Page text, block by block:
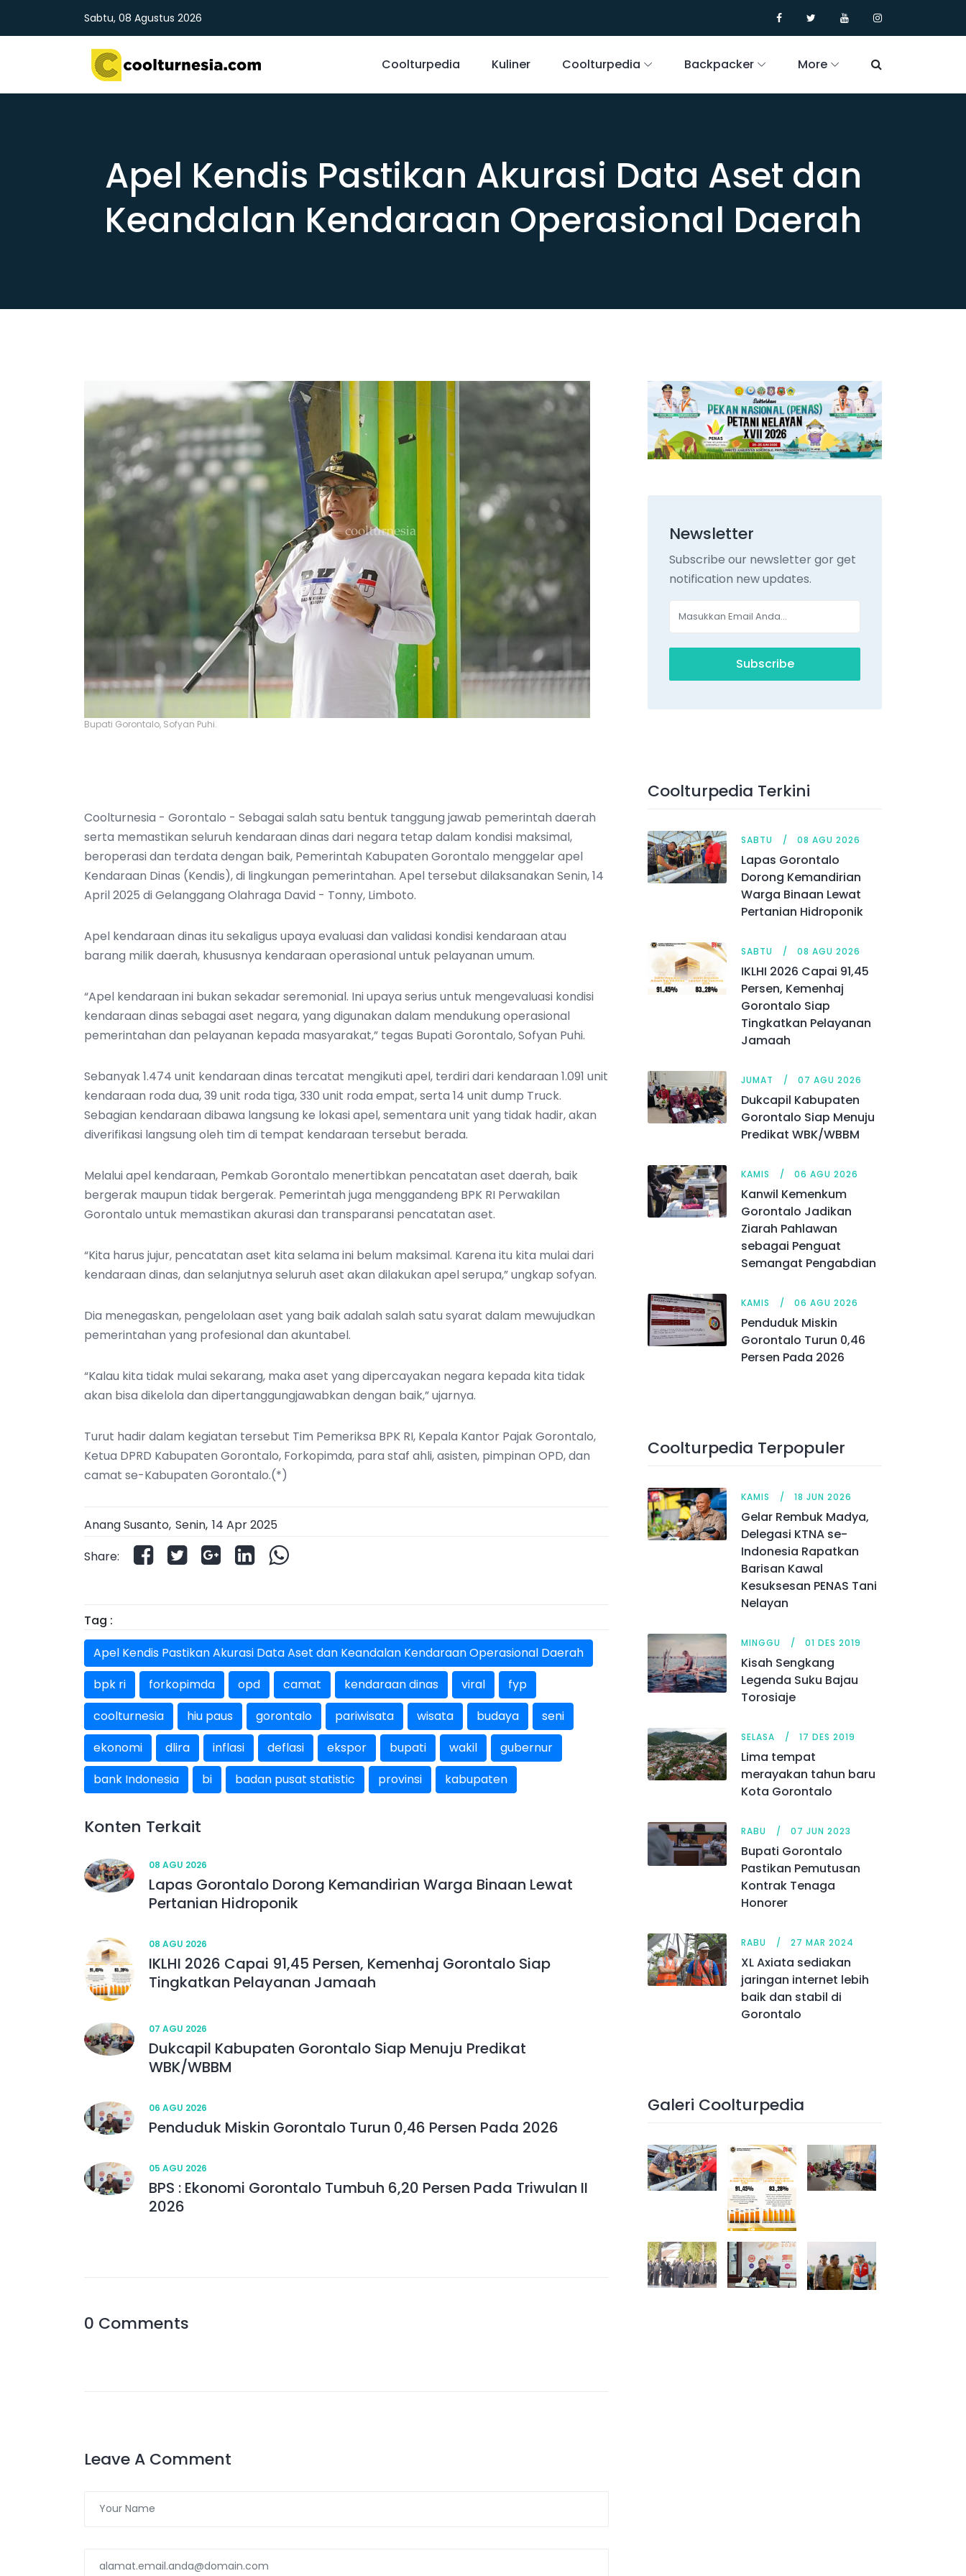
Sabtu, 08 Agustus 2026
Coolturpedia Kuliner Coolturpedia Backpacker More
Apel Kendis Pastikan Akurasi Data Aset dan
Keandalan Kendaraan Operasional Daerah
Bupati Gorontalo, Sofyan Puhi.
Coolturnesia - Gorontalo - Sebagai salah satu bentuk tanggung jawab pemerintah daerah
serta memastikan seluruh kendaraan dinas dari negara tetap dalam kondisi maksimal,
beroperasi dan terdata dengan baik, Pemerintah Kabupaten Gorontalo menggelar apel
Kendaraan Dinas (Kendis), di lingkungan pemerintahan. Apel tersebut dilaksanakan Senin, 14
April 2025 di Gelanggang Olahraga David - Tonny, Limboto.
Apel kendaraan dinas itu sekaligus upaya evaluasi dan validasi kondisi kendaraan atau
barang milik daerah, khususnya kendaraan operasional untuk pelayanan umum.‎
‎“Apel kendaraan ini bukan sekadar seremonial. Ini upaya serius untuk mengevaluasi kondisi
kendaraan dinas sebagai aset negara, yang digunakan dalam mendukung operasional
pemerintahan dan pelayanan kepada masyarakat,” tegas Bupati Gorontalo, Sofyan Puhi.‎
‎Sebanyak 1.474 unit kendaraan dinas tercatat mengikuti apel, terdiri dari kendaraan 1.091 unit
kendaraan roda dua, 39 unit roda tiga, 330 unit roda empat, serta 14 unit dump Truck.
Sebagian kendaraan dibawa langsung ke lokasi apel, sementara unit yang tidak hadir, akan
diverifikasi langsung oleh tim di tempat kendaraan tersebut berada.‎
‎Melalui apel kendaraan, Pemkab Gorontalo menertibkan pencatatan aset daerah, baik
bergerak maupun tidak bergerak. Pemerintah juga menggandeng BPK RI Perwakilan
Gorontalo untuk memastikan akurasi dan transparansi pencatatan aset.‎
‎“Kita harus jujur, pencatatan aset kita selama ini belum maksimal. Karena itu kita mulai dari
kendaraan dinas, dan selanjutnya seluruh aset akan dilakukan apel serupa,” ungkap sofyan.
Dia menegaskan, pengelolaan aset yang baik adalah salah satu syarat dalam mewujudkan
pemerintahan yang profesional dan akuntabel.
“Kalau kita tidak mulai sekarang, maka aset yang dipercayakan negara kepada kita tidak
akan bisa dikelola dan dipertanggungjawabkan dengan baik,” ujarnya.‎
‎Turut hadir dalam kegiatan tersebut Tim Pemeriksa BPK RI, Kepala Kantor Pajak Gorontalo,
Ketua DPRD Kabupaten Gorontalo, Forkopimda, para staf ahli, asisten, pimpinan OPD, dan
camat se-Kabupaten Gorontalo.(*)
Anang Susanto, Senin, 14 Apr 2025
Share:
Tag :
Apel Kendis Pastikan Akurasi Data Aset dan Keandalan Kendaraan Operasional Daerah
bpk ri
forkopimda opd camat kendaraan dinas viral
fyp
coolturnesia
hiu paus gorontalo pariwisata wisata budaya
seni
ekonomi
dlira inflasi deflasi ekspor bupati wakil
gubernur
bank Indonesia
bi badan pusat statistic provinsi kabupaten
Konten Terkait
08 AGU 2026
Lapas Gorontalo Dorong Kemandirian Warga Binaan Lewat
Pertanian Hidroponik
08 AGU 2026
IKLHI 2026 Capai 91,45 Persen, Kemenhaj Gorontalo Siap
Tingkatkan Pelayanan Jamaah
07 AGU 2026
Dukcapil Kabupaten Gorontalo Siap Menuju Predikat
WBK/WBBM
06 AGU 2026
Penduduk Miskin Gorontalo Turun 0,46 Persen Pada 2026
05 AGU 2026
BPS : Ekonomi Gorontalo Tumbuh 6,20 Persen Pada Triwulan II
2026
0 Comments
Leave A Comment
Newsletter
Subscribe our newsletter gor get
notification new updates.
Subscribe
Coolturpedia Terkini
SABTU 08 AGU 2026
Lapas Gorontalo
Dorong Kemandirian
Warga Binaan Lewat
Pertanian Hidroponik
SABTU 08 AGU 2026
IKLHI 2026 Capai 91,45
Persen, Kemenhaj
Gorontalo Siap
Tingkatkan Pelayanan
Jamaah
JUMAT 07 AGU 2026
Dukcapil Kabupaten
Gorontalo Siap Menuju
Predikat WBK/WBBM
KAMIS 06 AGU 2026
Kanwil Kemenkum
Gorontalo Jadikan
Ziarah Pahlawan
sebagai Penguat
Semangat Pengabdian
KAMIS 06 AGU 2026
Penduduk Miskin
Gorontalo Turun 0,46
Persen Pada 2026
Coolturpedia Terpopuler
KAMIS 18 JUN 2026
Gelar Rembuk Madya,
Delegasi KTNA se-
Indonesia Rapatkan
Barisan Kawal
Kesuksesan PENAS Tani
Nelayan
MINGGU 01 DES 2019
Kisah Sengkang
Legenda Suku Bajau
Torosiaje
SELASA 17 DES 2019
Lima tempat
merayakan tahun baru
Kota Gorontalo
RABU 07 JUN 2023
Bupati Gorontalo
Pastikan Pemutusan
Kontrak Tenaga
Honorer
RABU 27 MAR 2024
XL Axiata sediakan
jaringan internet lebih
baik dan stabil di
Gorontalo
Galeri Coolturpedia